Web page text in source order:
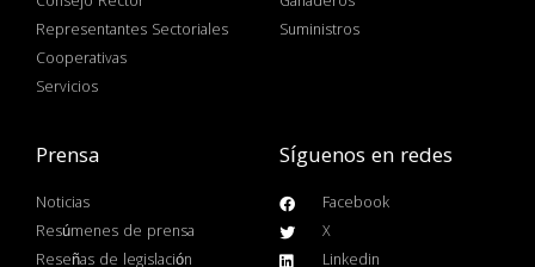
Representantes Sectoriales
Cooperativas
Servicios
Suministros
Prensa
Noticias
Resúmenes de prensa
Reseñas de legislación
Síguenos en redes
Facebook
X
Linkedin